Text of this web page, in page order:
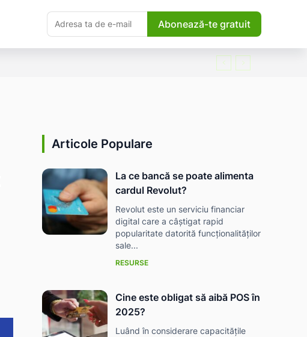
Abonează-te gratuit
Articole Populare
La ce bancă se poate alimenta
cardul Revolut?
Revolut este un serviciu financiar
digital care a câștigat rapid
popularitate datorită funcționalităților
sale...
RESURSE
Cine este obligat să aibă POS în
2025?
Luând în considerare capacitățile